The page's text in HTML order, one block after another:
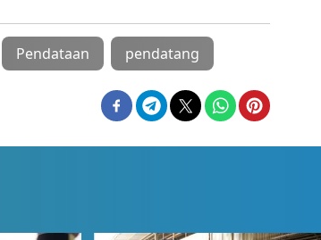
Pendataan pendatang